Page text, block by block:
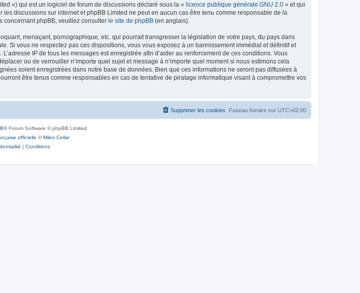
») qui est un logiciel de forum de discussions déclaré sous la « licence publique générale GNU 2.0 » et qui
discussions sur internet et phpBB Limited ne peut en aucun cas être tenu comme responsable de la
concernant phpBB, veuillez consulter le site de phpBB (en anglais).
menaçant, pornographique, etc. qui pourrait transgresser la législation de votre pays, du pays dans
Si vous ne respectez pas ces dispositions, vous vous exposez à un bannissement immédiat et définitif et
IP de tous les messages est enregistrée afin d’aider au renforcement de ces conditions. Vous
ou de verrouiller n’importe quel sujet et message à n’importe quel moment si nous estimons cela
soient enregistrées dans notre base de données. Bien que ces informations ne seront pas diffusées à
être tenus comme responsables en cas de tentative de piratage informatique visant à compromettre vos
Fuseau horaire sur UTC+02:00
Supprimer les cookies
® Forum Software © phpBB Limited
officielle ©Miles Cellar
| Conditions